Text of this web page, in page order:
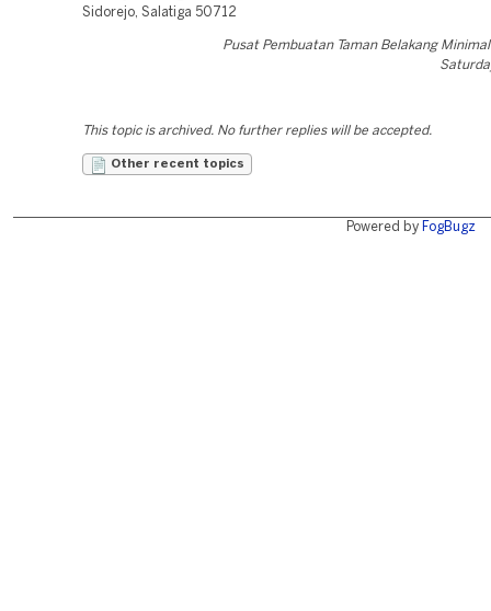
Sidorejo, Salatiga 50712
Pusat Pembuatan Taman Belakang
This topic is archived. No further replies will be accepted.
Other recent topics
Powered by FogBugz